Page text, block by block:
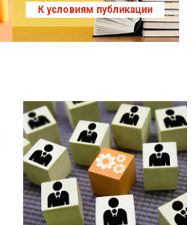
К условиям публикации